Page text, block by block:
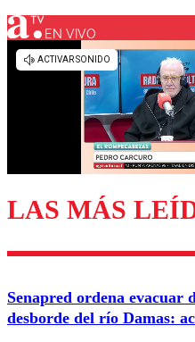
Los comentarios son
diálogo
EN VIVO
LAS MÁS
Senapred ordena evacuar
desborde del río Damas: